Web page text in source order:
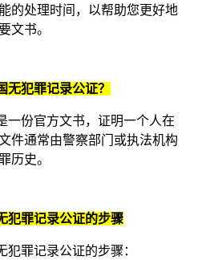
的处理时间，以帮助您更好地
文书。
无犯罪记录公证？
一份官方文书，证明一个人在
件通常由警察部门或执法机构
历史。
犯罪记录公证的步骤
罪记录公证的步骤：